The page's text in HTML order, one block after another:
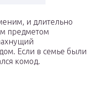
и длительно
предметом
Если в семье были
комод.